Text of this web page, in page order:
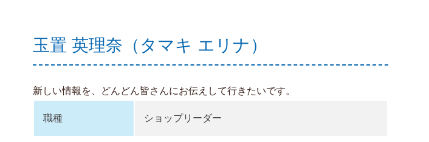
玉置 英理奈（タマキ エリナ）
新しい情報を、どんどん皆さんにお伝えして行きたいです。
職種 ショップリーダー